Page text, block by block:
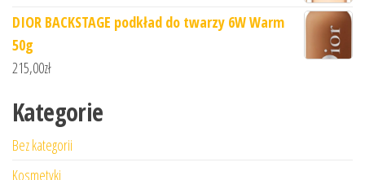
DIOR BACKSTAGE podkład do twarzy 6W Warm
50g
215,00zł
Kategorie
Bez kategorii
Kosmetyki